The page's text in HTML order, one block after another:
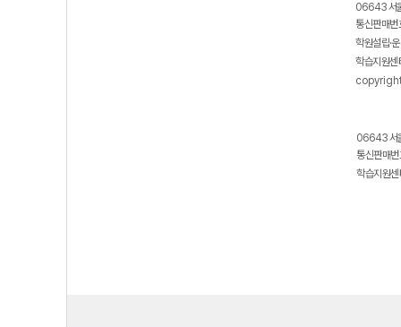
06643 서
통신판매
학원설립·
학습지원
06643 서
통신판매
학습지원